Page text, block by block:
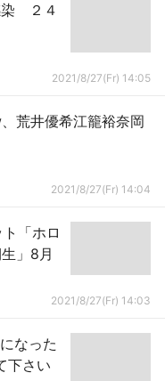
染 ２４
2021/8/27(Fr) 14:05
荒井優希江籠裕奈岡
2021/8/27(Fr) 14:04
「ホロ
」8月
2021/8/27(Fr) 14:03
なった
下さい